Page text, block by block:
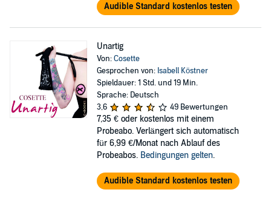
Audible Standard kostenlos testen
Unartig
Von:Cosette
Gesprochen von: Isabell Köstner
Spieldauer: 1 Std. und 19 Min.
Sprache: Deutsch
3,6
49 Bewertungen
7,35 € oder kostenlos mit einem
Probeabo. Verlängert sich automatisch
für 6,99 €/Monat nach Ablauf des
Probeabos. Bedingungen gelten.
Audible Standard kostenlos testen